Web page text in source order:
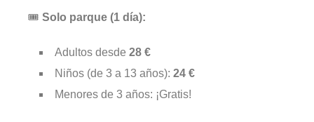
🎟 Solo parque (1 día):
Adultos desde 28 €
Niños (de 3 a 13 años): 24 €
Menores de 3 años: ¡Gratis!